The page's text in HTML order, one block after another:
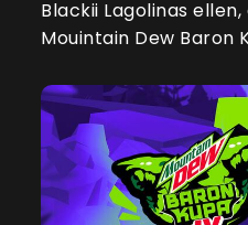
Blackii Lagolinas ellen,
Mouintain Dew Baron